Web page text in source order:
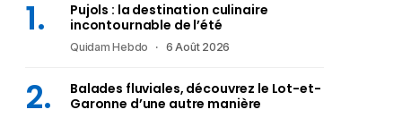
Pujols : la destination culinaire
incontournable de l’été
Quidam Hebdo 6 Août 2026
Balades fluviales, découvrez le Lot-et-
Garonne d’une autre manière